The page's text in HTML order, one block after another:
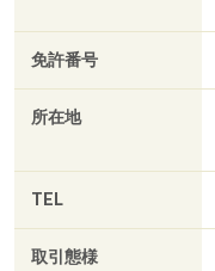
免許番号
所在地
TEL
取引態様